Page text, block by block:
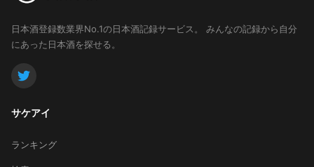
日本酒登録数業界No.1の日本酒記録サービス。
みんなの記録から自分
にあった日本酒を探せる。
サケアイ
ランキング